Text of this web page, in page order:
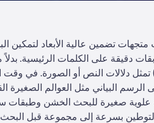
تضمين عالية الأبعاد لتمكين
دقيقة على الكلمات الرئيسية.
ما تكون أبعادها 768-3072) تمثل دلالات
بسرعة إلى مجموعة قبل البحث